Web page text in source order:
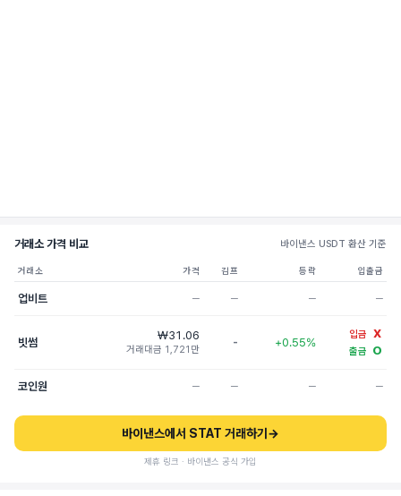
거래소 가격 비교 바이낸스 USDT 환산 기준
거래소 가격 김프 등락 입출금
업비트 ─ ─ ─ ─
빗썸
₩31.06
거래대금 1,721만
- +0.55%
입금 X
출금 O
코인원 ─ ─ ─ ─
바이낸스에서 STAT 거래하기 →
제휴 링크 · 바이낸스 공식 가입